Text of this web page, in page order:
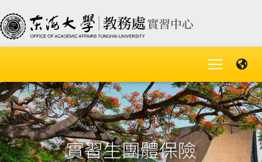
實習生團體保險